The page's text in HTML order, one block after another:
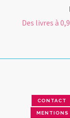
Des livres à
CONTACT
MENTIONS